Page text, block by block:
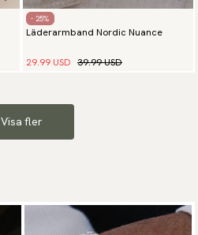
- 25%
Läderarmband Nordic Nuance
29.99 USD 39.99 USD
Visa fler